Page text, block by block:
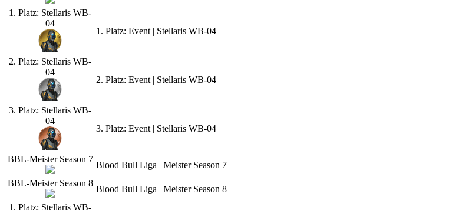
1. Platz: Stellaris WB-
04
1. Platz: Event | Stellaris WB-04
2. Platz: Stellaris WB-
04
2. Platz: Event | Stellaris WB-04
3. Platz: Stellaris WB-
04
3. Platz: Event | Stellaris WB-04
BBL-Meister Season 7
Blood Bull Liga | Meister Season 7
BBL-Meister Season 8
Blood Bull Liga | Meister Season 8
1. Platz: Stellaris WB-